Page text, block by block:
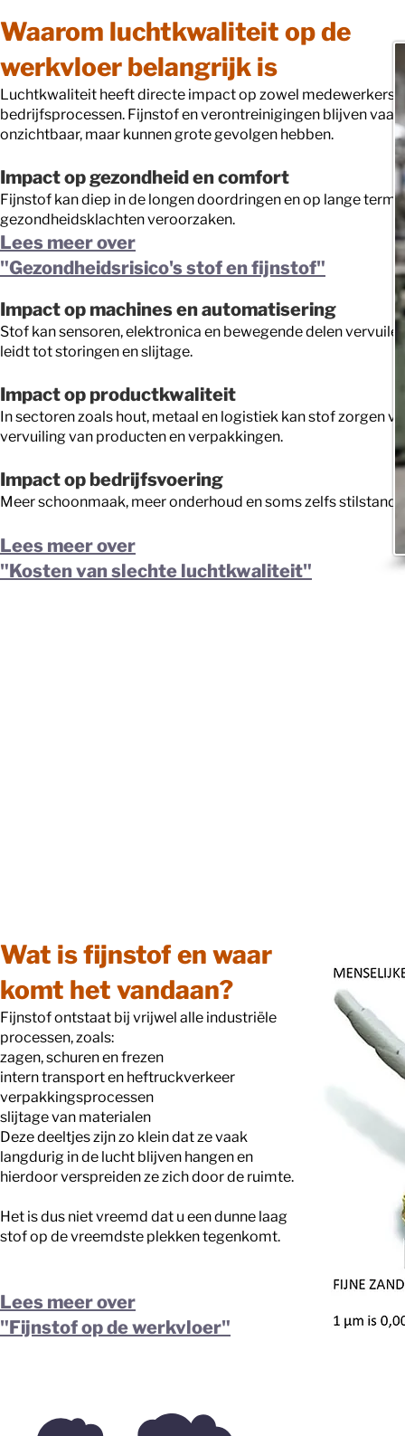
Waarom luchtkwaliteit op de
werkvloer belangrijk is
Luchtkwaliteit heeft directe impact op zowel medewerkers
bedrijfsprocessen. Fijnstof en verontreinigingen blijven vaak
onzichtbaar, maar kunnen grote gevolgen hebben.
Impact op gezondheid en comfort
Fijnstof kan diep in de longen doordringen en op lange
gezondheidsklachten veroorzaken.
Lees meer over
"Gezondheidsrisico's stof en fijnstof"
Impact op machines en automatisering
Stof kan sensoren, elektronica en bewegende delen
leidt tot storingen en slijtage.
Impact op productkwaliteit
In sectoren zoals hout, metaal en logistiek kan stof zorgen
vervuiling van producten en verpakkingen.
Impact op bedrijfsvoering
Meer schoonmaak, meer onderhoud en soms zelfs stilstand.
Lees meer over
"Kosten van slechte luchtkwaliteit"
Wat is fijnstof en waar
komt het vandaan?
Fijnstof ontstaat bij vrijwel alle industriële
processen, zoals:
zagen, schuren en frezen
intern transport en heftruckverkeer
verpakkingsprocessen
slijtage van materialen
Deze deeltjes zijn zo klein dat ze vaak
langdurig in de lucht blijven hangen en
hierdoor verspreiden ze zich door de ruimte.
Het is dus niet vreemd dat u een dunne laag
stof op de vreemdste plekken tegenkomt.
Lees meer over
"Fijnstof op de werkvloer"